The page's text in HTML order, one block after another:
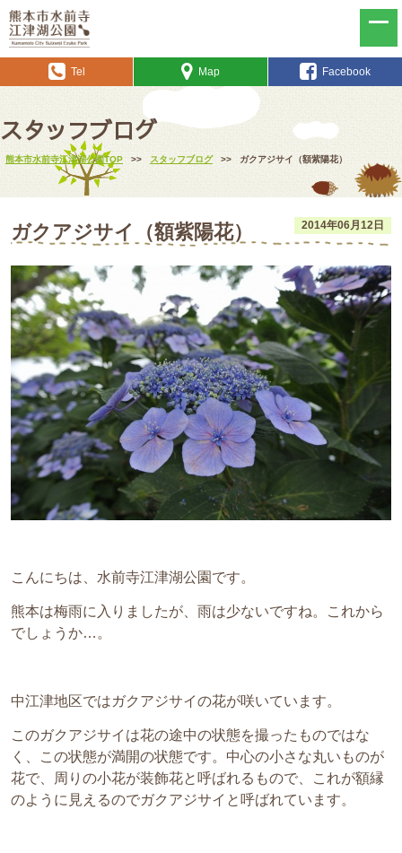
Tel Map Facebook
スタッフブログ
熊本市水前寺江津湖公園TOP >> スタッフブログ >> ガクアジサイ（額紫陽花）
2014年06月12日
ガクアジサイ（額紫陽花）
こんにちは、水前寺江津湖公園です。
熊本は梅雨に入りましたが、雨は少ないですね。これから
でしょうか…。
中江津地区ではガクアジサイの花が咲いています。
このガクアジサイは花の途中の状態を撮ったものではな
く、この状態が満開の状態です。中心の小さな丸いものが
花で、周りの小花が装飾花と呼ばれるもので、これが額縁
のように見えるのでガクアジサイと呼ばれています。